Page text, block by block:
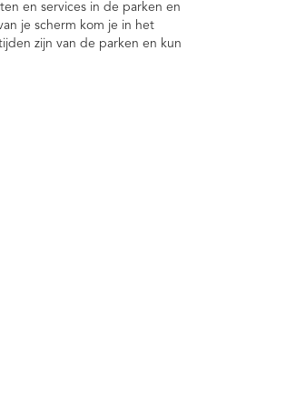
en services in de parken en
je scherm kom je in het
zijn van de parken en kun